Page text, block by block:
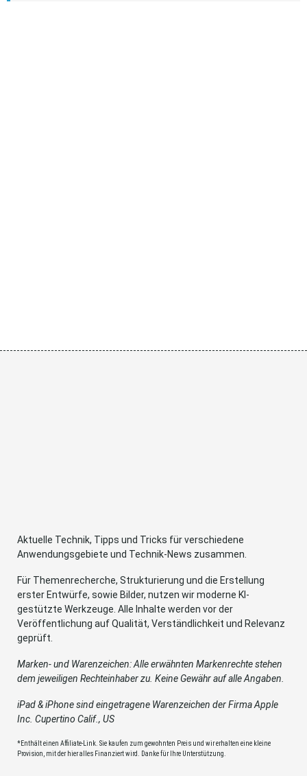
Aktuelle Technik, Tipps und Tricks für verschiedene
Anwendungsgebiete und Technik-News zusammen.
Für Themenrecherche, Strukturierung und die Erstellung
erster Entwürfe, sowie Bilder, nutzen wir moderne KI-
gestützte Werkzeuge. Alle Inhalte werden vor der
Veröffentlichung auf Qualität, Verständlichkeit und Relevanz
geprüft.
Marken- und Warenzeichen: Alle erwähnten Markenrechte stehen
dem jeweiligen Rechteinhaber zu. Keine Gewähr auf alle Angaben.
iPad & iPhone sind eingetragene Warenzeichen der Firma Apple
Inc. Cupertino Calif., US
*Enthält einen Affiliate-Link. Sie kaufen zum gewohnten Preis und wir erhalten eine kleine
Provision, mit der hier alles Finanziert wird. Danke für Ihre Unterstützung.